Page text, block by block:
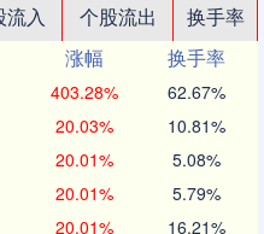
流入 个股流出
换手率
涨幅
换手率
403.28% 62.67%
20.03% 10.81%
20.01% 5.08%
20.01% 5.79%
20.01% 16.21%